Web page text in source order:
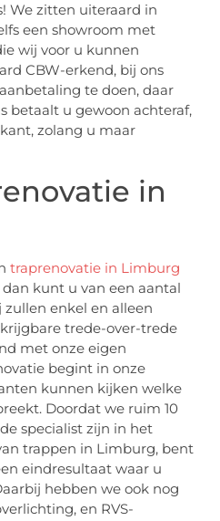
We zitten uiteraard in
een showroom met
wij voor u kunnen
CBW-erkend, bij ons
te doen, daar
betaalt u gewoon achteraf,
zolang u maar
in
traprenovatie in Limburg
dan kunt u van een aantal
enkel en alleen
trede-over-trede
met onze eigen
begint in onze
kunnen kijken welke
Doordat we ruim 10
specialist zijn in het
trappen in Limburg, bent
eindresultaat waar u
hebben we ook nog
en RVS-